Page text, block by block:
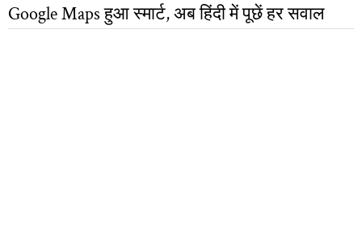
Google Maps हुआ स्मार्ट, अब हिंदी में पूछें हर सवाल